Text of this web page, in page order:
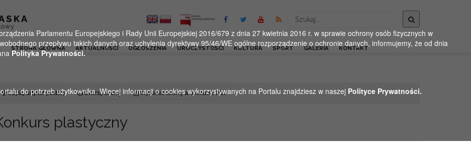
Wyszukaj
STRONA GŁÓWNA AKTUALNOŚCI OGŁOSZENIA UROCZYSTOŚCI KULTURA SPORT GALERIA KONTAKT
Czytaj artykuł (lektor) Drukuj stronę Wyświetl stronę w formacie PDF
plastyczny
Parlamentu Europejskiego i Rady Unii Europejskiej 2016/679 z dnia 27 kwietnia 2016 r. w sprawie ochrony osób fizycznych w
przepływu takich danych oraz uchylenia dyrektywy 95/46/WE ogólne rozporządzenie o ochronie danych, informujemy, że od dnia
Polityka Prywatności.
do potrzeb użytkownika. Więcej informacji o cookies wykorzystywanych na Portalu znajdziesz w naszej Polityce Prywatności.